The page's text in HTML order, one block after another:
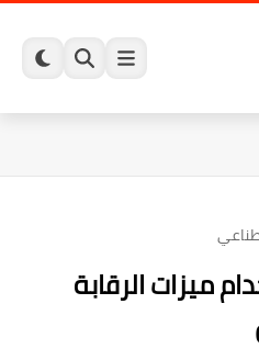
ميزات الرقابة